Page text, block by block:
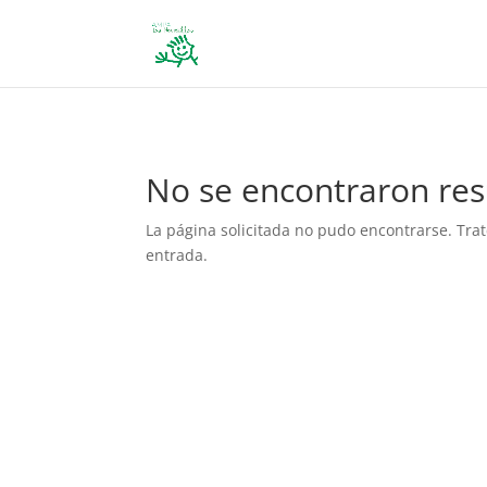
No se encontraron
La página solicitada no pudo encontrarse.
entrada.